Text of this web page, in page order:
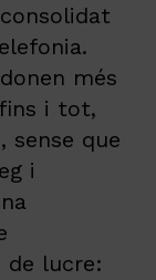
més
i tot,
sense que
i
de lucre: